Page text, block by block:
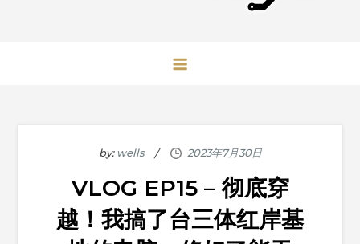
by: wells
VLOG EP15 – 彻底穿
越！我搞了台三体红岸基